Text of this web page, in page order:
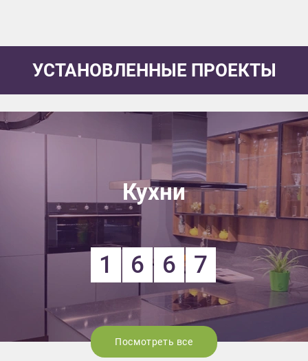
УСТАНОВЛЕННЫЕ ПРОЕКТЫ
Кухни
1 6 6 7
Посмотреть все